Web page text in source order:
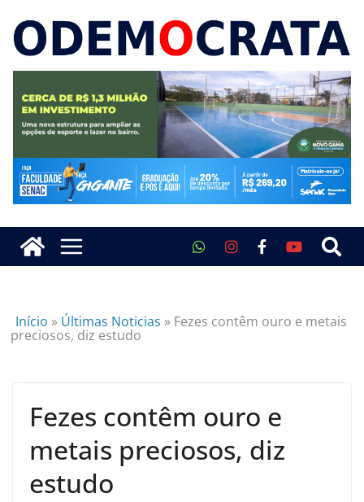
Início » Últimas Noticias » Fezes contêm ouro e metais
preciosos, diz estudo
Fezes contêm ouro e
metais preciosos, diz
estudo